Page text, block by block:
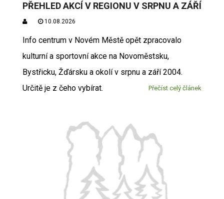
PŘEHLED AKCÍ V REGIONU V SRPNU A ZÁŘÍ
10.08.2026
Info centrum v Novém Městě opět zpracovalo
kulturní a sportovní akce na Novoměstsku,
Bystřicku, Žďársku a okolí v srpnu a září 2004.
Určitě je z čeho vybírat.
Přečíst celý článek